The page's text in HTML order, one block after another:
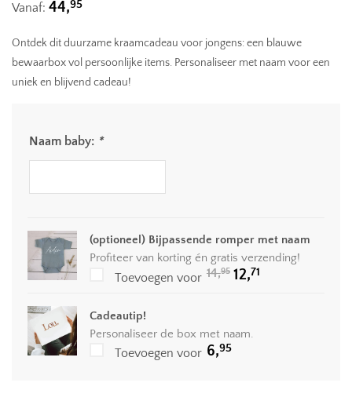
Vanaf: 44,95
Ontdek dit duurzame kraamcadeau voor jongens: een blauwe
bewaarbox vol persoonlijke items. Personaliseer met naam voor een
uniek en blijvend cadeau!
Naam baby: *
(optioneel) Bijpassende romper met naam
Profiteer van korting én gratis verzending!
Toevoegen voor 14,95 Oorspronkelijke
prijs
12,71Huidige
Cadeautip!
Personaliseer de box met naam.
Toevoegen voor 6,95